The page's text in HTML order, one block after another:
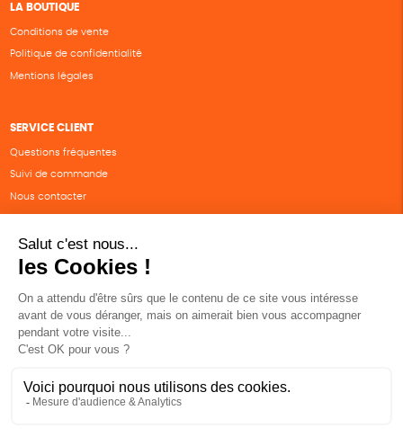
LA BOUTIQUE
Conditions de vente
Politique de confidentialité
Mentions légales
SERVICE CLIENT
Questions fréquentes
Suivi de commande
Nous contacter
SUIVEZ-NOUS
Une boutique élaborée avec par RGOODS